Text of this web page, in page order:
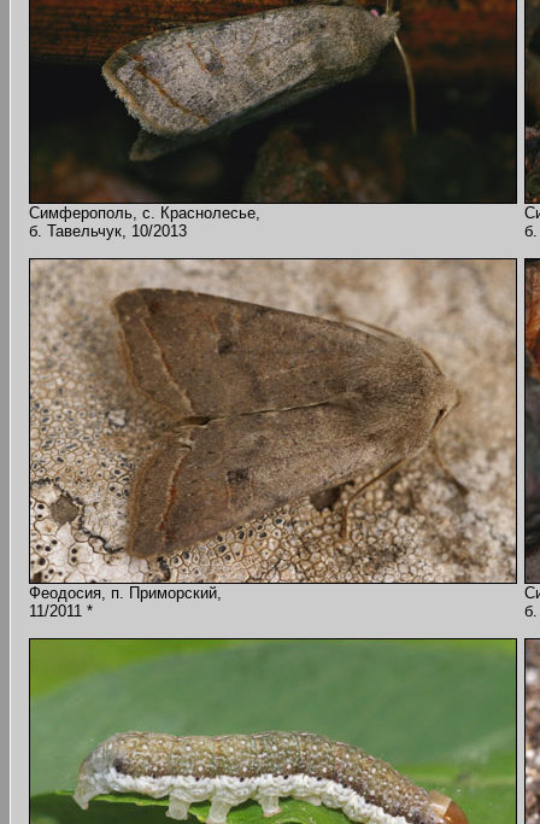
Симферополь, с. Краснолесье,
б. Тавельчук, 10/2013
б.
Феодосия, п. Приморский,
11/2011 *
б.